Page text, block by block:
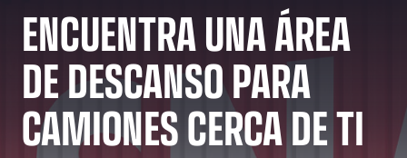
ENCUENTRA UNA ÁREA
DE DESCANSO PARA
CAMIONES CERCA DE TI